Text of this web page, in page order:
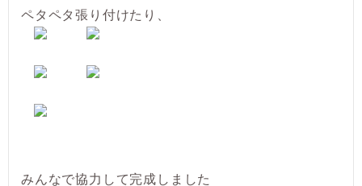
ペタペタ張り付けたり、
みんなで協力して完成しました